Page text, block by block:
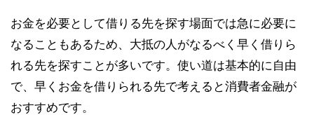
お金を必要として借りる先を探す場面では急に必要に
なることもあるため、大抵の人がなるべく早く借りら
れる先を探すことが多いです。 使い道は基本的に自由
で、早くお金を借りられる先で考えると消費者金融が
おすすめです。